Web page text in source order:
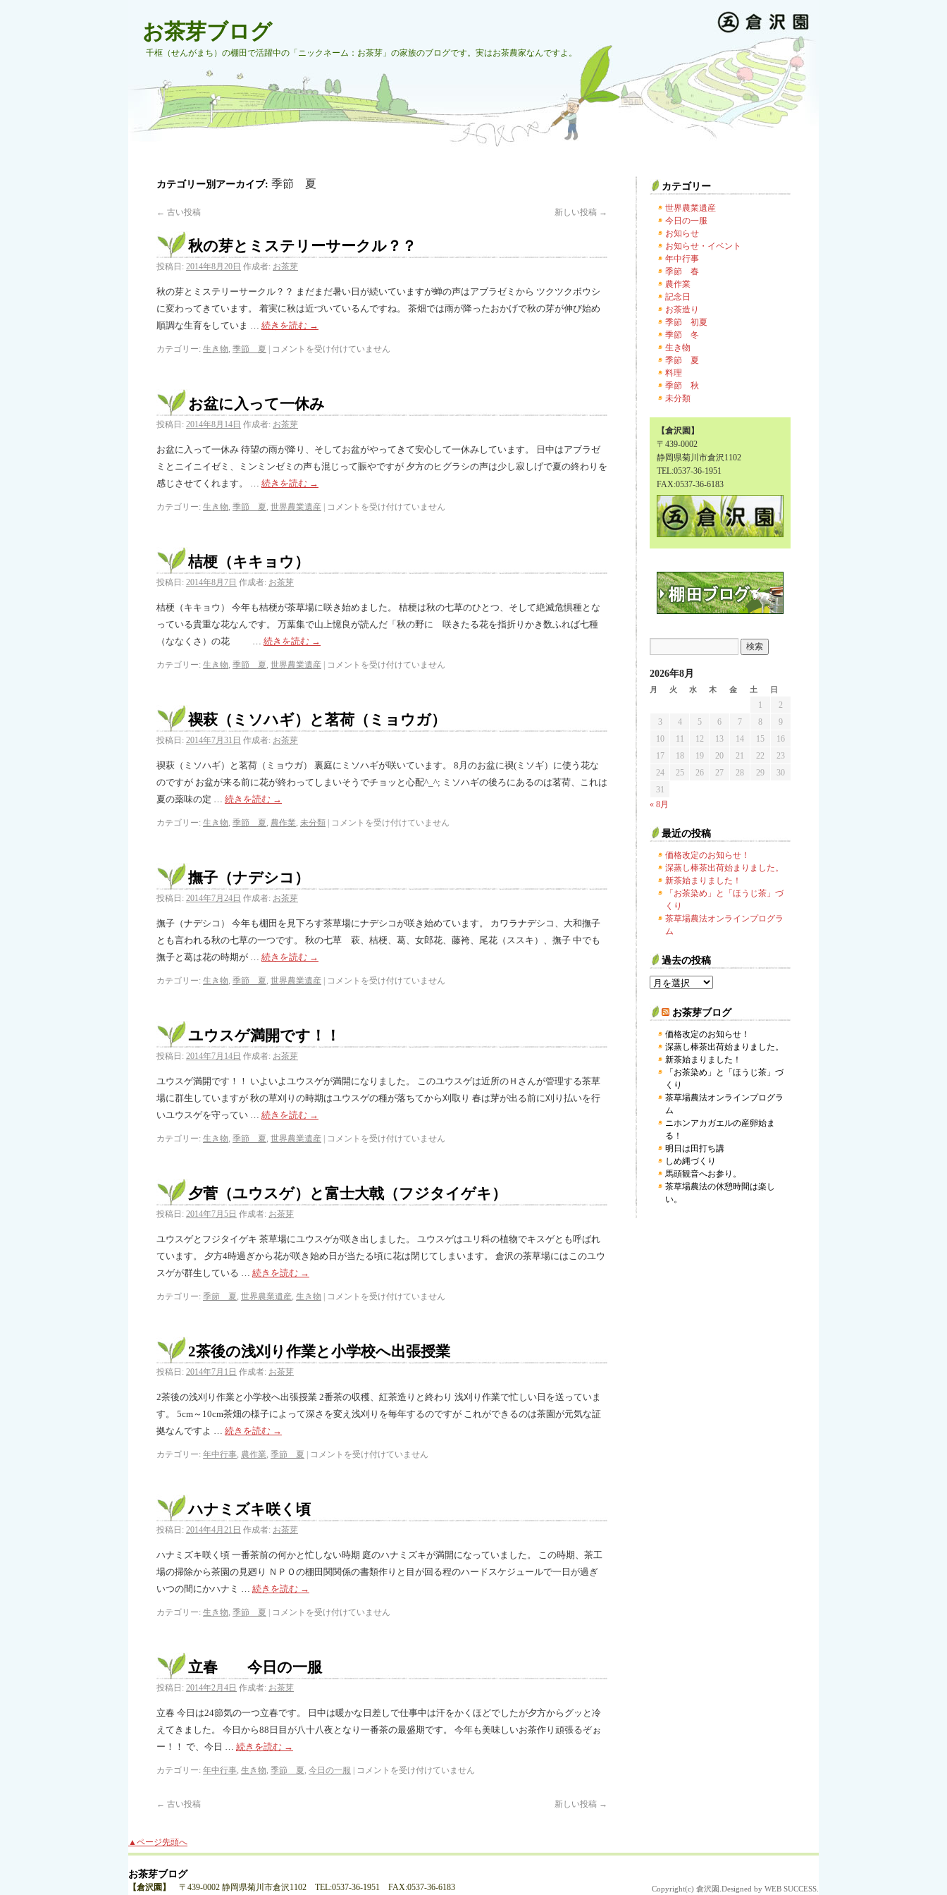
お茶芽ブログ
千框（せんがまち）の棚田で活躍中の「ニックネーム：お茶芽」の家族のブログです。実はお茶農家なんですよ。
カテゴリー別アーカイブ: 季節 夏
← 古い投稿 新しい投稿 →
秋の芽とミステリーサークル？？
投稿日: 2014年8月20日 作成者: お茶芽
秋の芽とミステリーサークル？？ まだまだ暑い日が続いていますが蝉の声はアブラゼミから ツクツクボウシ
に変わってきています。 着実に秋は近づいているんですね。 茶畑では雨が降ったおかげで秋の芽が伸び始め
順調な生育をしていま … 続きを読む →
カテゴリー: 生き物, 季節 夏 コメントを受け付けていません
お盆に入って一休み
投稿日: 2014年8月14日 作成者: お茶芽
お盆に入って一休み 待望の雨が降り、そしてお盆がやってきて安心して一休みしています。 日中はアブラゼ
ミとニイニイゼミ、ミンミンゼミの声も混じって賑やですが 夕方のヒグラシの声は少し寂しげで夏の終わりを
感じさせてくれます。 … 続きを読む →
カテゴリー: 生き物, 季節 夏, 世界農業遺産 コメントを受け付けていません
桔梗（キキョウ）
投稿日: 2014年8月7日 作成者: お茶芽
桔梗（キキョウ） 今年も桔梗が茶草場に咲き始めました。 桔梗は秋の七草のひとつ、そして絶滅危惧種とな
っている貴重な花なんです。 万葉集で山上憶良が読んだ「秋の野に 咲きたる花を指折りかき数ふれば七種
（ななくさ）の花 … 続きを読む →
カテゴリー: 生き物, 季節 夏, 世界農業遺産 コメントを受け付けていません
禊萩（ミソハギ）と茗荷（ミョウガ）
投稿日: 2014年7月31日 作成者: お茶芽
禊萩（ミソハギ）と茗荷（ミョウガ） 裏庭にミソハギが咲いています。 8月のお盆に禊(ミソギ）に使う花な
のですが お盆が来る前に花が終わってしまいそうでチョッと心配^_^; ミソハギの後ろにあるのは茗荷、これは
夏の薬味の定 … 続きを読む →
カテゴリー: 生き物, 季節 夏, 農作業, 未分類 コメントを受け付けていません
撫子（ナデシコ）
投稿日: 2014年7月24日 作成者: お茶芽
撫子（ナデシコ） 今年も棚田を見下ろす茶草場にナデシコが咲き始めています。 カワラナデシコ、大和撫子
とも言われる秋の七草の一つです。 秋の七草 萩、桔梗、葛、女郎花、藤袴、尾花（ススキ）、撫子 中でも
撫子と葛は花の時期が … 続きを読む →
カテゴリー: 生き物, 季節 夏, 世界農業遺産 コメントを受け付けていません
ユウスゲ満開です！！
投稿日: 2014年7月14日 作成者: お茶芽
ユウスゲ満開です！！ いよいよユウスゲが満開になりました。 このユウスゲは近所のＨさんが管理する茶草
場に群生していますが 秋の草刈りの時期はユウスゲの種が落ちてから刈取り 春は芽が出る前に刈り払いを行
いユウスゲを守ってい … 続きを読む →
カテゴリー: 生き物, 季節 夏, 世界農業遺産 コメントを受け付けていません
夕菅（ユウスゲ）と富士大戟（フジタイゲキ）
投稿日: 2014年7月5日 作成者: お茶芽
ユウスゲとフジタイゲキ 茶草場にユウスゲが咲き出しました。 ユウスゲはユリ科の植物でキスゲとも呼ばれ
ています。 夕方4時過ぎから花が咲き始め日が当たる頃に花は閉じてしまいます。 倉沢の茶草場にはこのユウ
スゲが群生している … 続きを読む →
カテゴリー: 季節 夏, 世界農業遺産, 生き物 コメントを受け付けていません
2茶後の浅刈り作業と小学校へ出張授業
投稿日: 2014年7月1日 作成者: お茶芽
2茶後の浅刈り作業と小学校へ出張授業 2番茶の収穫、紅茶造りと終わり 浅刈り作業で忙しい日を送っていま
す。 5cm～10cm茶畑の様子によって深さを変え浅刈りを毎年するのですが これができるのは茶園が元気な証
拠なんですよ … 続きを読む →
カテゴリー: 年中行事, 農作業, 季節 夏 コメントを受け付けていません
ハナミズキ咲く頃
投稿日: 2014年4月21日 作成者: お茶芽
ハナミズキ咲く頃 一番茶前の何かと忙しない時期 庭のハナミズキが満開になっていました。 この時期、茶工
場の掃除から茶園の見廻り ＮＰＯの棚田関関係の書類作りと目が回る程のハードスケジュールで一日が過ぎ
いつの間にかハナミ … 続きを読む →
カテゴリー: 生き物, 季節 夏 コメントを受け付けていません
立春 今日の一服
投稿日: 2014年2月4日 作成者: お茶芽
立春 今日は24節気の一つ立春です。 日中は暖かな日差しで仕事中は汗をかくほどでしたが夕方からグッと冷
えてきました。 今日から88日目が八十八夜となり一番茶の最盛期です。 今年も美味しいお茶作り頑張るぞぉ
ー！！ で、今日 … 続きを読む →
カテゴリー: 年中行事, 生き物, 季節 夏, 今日の一服 コメントを受け付けていません
← 古い投稿 新しい投稿 →
カテゴリー
世界農業遺産
今日の一服
お知らせ
お知らせ・イベント
年中行事
季節 春
農作業
記念日
お茶造り
季節 初夏
季節 冬
生き物
季節 夏
料理
季節 秋
未分類
【倉沢園】
〒439-0002
静岡県菊川市倉沢1102
TEL:0537-36-1951
FAX:0537-36-6183
2026年8月
月 火 水 木 金 土 日
1
2
3
4 5 6 7 8
9
10
11 12 13 14 15
16
17
18 19 20 21 22
23
24
25 26 27 28 29
30
31
« 8月
最近の投稿
価格改定のお知らせ！
深蒸し棒茶出荷始まりました。
新茶始まりました！
「お茶染め」と「ほうじ茶」づ
くり
茶草場農法オンラインプログラ
ム
過去の投稿
お茶芽ブログ
価格改定のお知らせ！
深蒸し棒茶出荷始まりました。
新茶始まりました！
「お茶染め」と「ほうじ茶」づ
くり
茶草場農法オンラインプログラ
ム
ニホンアカガエルの産卵始ま
る！
明日は田打ち講
しめ縄づくり
馬頭観音へお参り。
茶草場農法の休憩時間は楽し
い。
▲ページ先頭へ
お茶芽ブログ
【倉沢園】 〒439-0002 静岡県菊川市倉沢1102 TEL:0537-36-1951 FAX:0537-36-6183 Copyright(c) 倉沢園 .Designed by WEB SUCCESS